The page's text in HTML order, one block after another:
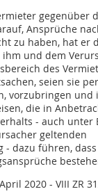
gegenüber
Ansprüche
zu haben, hat er
und dem
des
seien sie
vorzubringen und
die in
- auch unter
geltenden
- dazu führen,
2020 - VIII ZR